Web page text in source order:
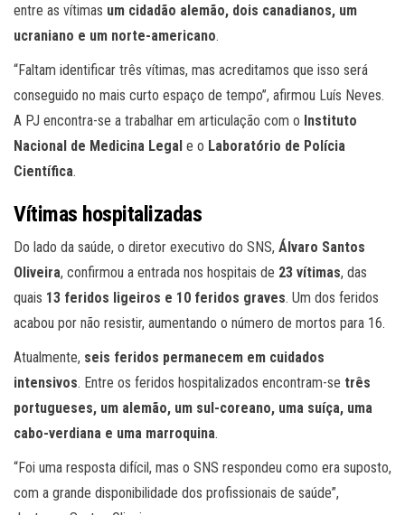
entre as vítimas um cidadão alemão, dois canadianos, um
ucraniano e um norte-americano.
“Faltam identificar três vítimas, mas acreditamos que isso será
conseguido no mais curto espaço de tempo”, afirmou Luís Neves.
A PJ encontra-se a trabalhar em articulação com o Instituto
Nacional de Medicina Legal e o Laboratório de Polícia
Científica.
Vítimas hospitalizadas
Do lado da saúde, o diretor executivo do SNS, Álvaro Santos
Oliveira, confirmou a entrada nos hospitais de 23 vítimas, das
quais 13 feridos ligeiros e 10 feridos graves. Um dos feridos
acabou por não resistir, aumentando o número de mortos para 16.
Atualmente, seis feridos permanecem em cuidados
intensivos. Entre os feridos hospitalizados encontram-se três
portugueses, um alemão, um sul-coreano, uma suíça, uma
cabo-verdiana e uma marroquina.
“Foi uma resposta difícil, mas o SNS respondeu como era suposto,
com a grande disponibilidade dos profissionais de saúde”,